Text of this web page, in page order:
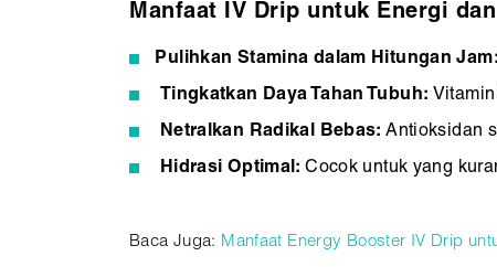
Manfaat IV Drip untuk Energi
Pulihkan Stamina dalam Hitungan Jam:
Tingkatkan Daya Tahan Tubuh:
Netralkan Radikal Bebas: Antioksidan
Hidrasi Optimal:Cocok untuk yang
Baca Juga: Manfaat Energy Booster IV Drip